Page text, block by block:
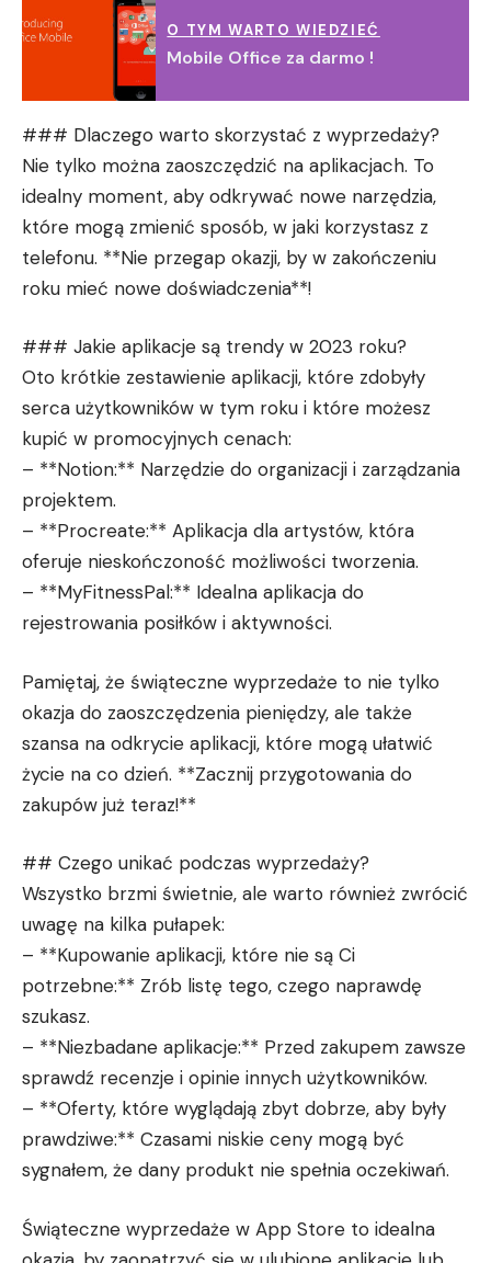
O TYM WARTO WIEDZIEĆ
Mobile Office za darmo !
### Dlaczego warto skorzystać z wyprzedaży?
Nie tylko można zaoszczędzić na aplikacjach. To
idealny moment, aby odkrywać nowe narzędzia,
które mogą zmienić sposób, w jaki korzystasz z
telefonu. **Nie przegap okazji, by w zakończeniu
roku mieć nowe doświadczenia**!
### Jakie aplikacje są trendy w 2023 roku?
Oto krótkie zestawienie aplikacji, które zdobyły
serca użytkowników w tym roku i które możesz
kupić w promocyjnych cenach:
– **Notion:** Narzędzie do organizacji i zarządzania
projektem.
– **Procreate:** Aplikacja dla artystów, która
oferuje nieskończoność możliwości tworzenia.
– **MyFitnessPal:** Idealna aplikacja do
rejestrowania posiłków i aktywności.
Pamiętaj, że świąteczne wyprzedaże to nie tylko
okazja do zaoszczędzenia pieniędzy, ale także
szansa na odkrycie aplikacji, które mogą ułatwić
życie na co dzień. **Zacznij przygotowania do
zakupów już teraz!**
## Czego unikać podczas wyprzedaży?
Wszystko brzmi świetnie, ale warto również zwrócić
uwagę na kilka pułapek:
– **Kupowanie aplikacji, które nie są Ci
potrzebne:** Zrób listę tego, czego naprawdę
szukasz.
– **Niezbadane aplikacje:** Przed zakupem zawsze
sprawdź recenzje i opinie innych użytkowników.
– **Oferty, które wyglądają zbyt dobrze, aby były
prawdziwe:** Czasami niskie ceny mogą być
sygnałem, że dany produkt nie spełnia oczekiwań.
Świąteczne wyprzedaże w App Store to idealna